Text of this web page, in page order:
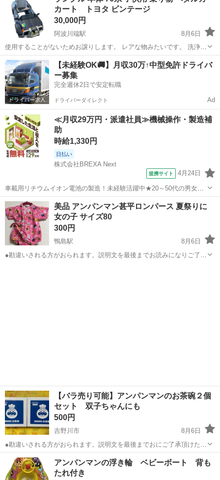
被せるので問題なく使えると思いま...
カート トヨタ ビンテージ
30,000円
阿波川端駅
8月6日
使用することがないためお譲りします。 レアな物みたいです。 洗浄済
みです。 飾ったりしても可愛いと思います。 他でも出品しているため
早い方優先します♪(๑ᴖ◡ᴖ๑)♪
徳島 板野郡 阿波川端駅 キッズ用品
【未経験OK🚚】月収30万↑中型免許ドライバ
ー募集
完全週休2日で安定転職
ドライバーダイレクト Ad
≪月収29万円・派遣社員≫機械操作・製造補
助
時給1,330円
日払い
株式会社BREXA Next
提携サイト 4月24日
車載用リチウムイオン電池の製造！未経験活躍中★20～50代の男女活
躍中！寮費無料★備品付き1R寮完備！自宅からマイカー通勤OK！無料
駐車場完備◎正社員登用制度あり！《徳島県板野郡松茂町》 人気の工
場のお仕事 ◇車載用リチウ...
徳島 その他
美品 アンパンマン甚平ロンパース 夏祭りに
女の子 サイズ80
300円
鴨島駅
8月6日
●勘違いされる方がおられます。説明文を最後までお読みになりご了承
【バラ売り可能】アンパンマンのお茶碗２個
セット 双子ちゃんにも
500円
吉野川市
8月6日
●勘違いされる方がおられます。説明文を最後までおにご了承頂けた方
のみご連絡ください ●仕事の都合で16時半にセブンイレブンでのお受
け渡しとなります。当方のお休みの時は時間のご相談にのります。 ●
お受け取り場所● セブンイ...
徳島 吉野川市 ベビー用品 アンパンマン
アンパンマンの浮き輪 ベビーボート 背も
たれ付き